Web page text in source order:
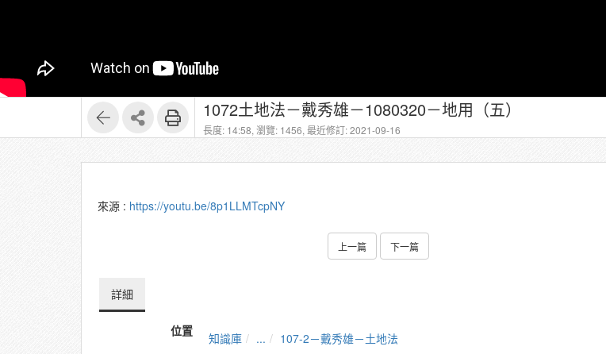
1072土地法－戴秀雄－1080320－地用（五）
長度: 14:58, 瀏覽: 1456, 最近修訂: 2021-09-16
來源 : https://youtu.be/8p1LLMTcpNY
上一篇 下一篇
詳細
位置 知識庫 ...
107-2－戴秀雄－土地法